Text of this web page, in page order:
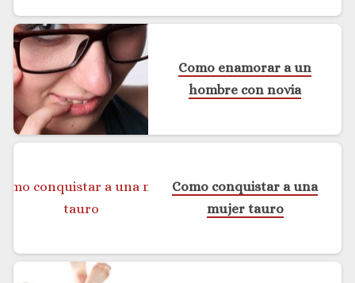
Como enamorar a un
hombre con novia
Como conquistar a una
mujer tauro